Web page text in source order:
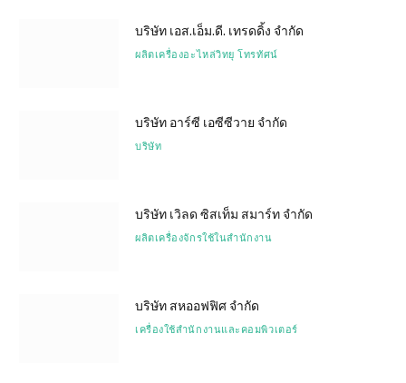
บริษัท เอส.เอ็ม.ดี. เทรดดิ้ง จำกัด
ผลิตเครื่องอะไหล่วิทยุ โทรทัศน์
บริษัท อาร์ซี เอซีซีวาย จำกัด
บริษัท
บริษัท เวิลด ซิสเท็ม สมาร์ท จำกัด
ผลิตเครื่องจักรใช้ในสำนักงาน
บริษัท สหออฟฟิศ จำกัด
เครื่องใช้สำนักงานและคอมพิวเตอร์